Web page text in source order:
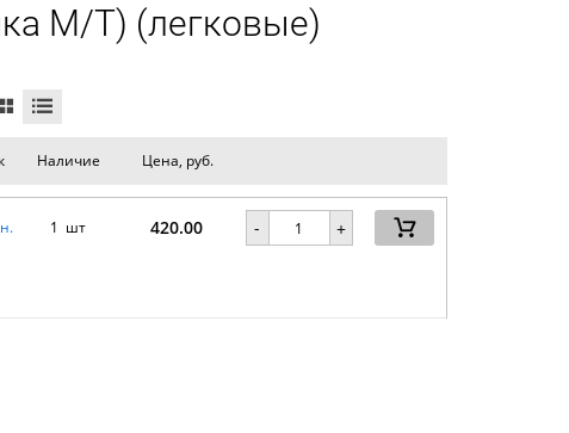
М/Т) (легковые)
Наличие Цена, руб.
1 шт 420.00 - +